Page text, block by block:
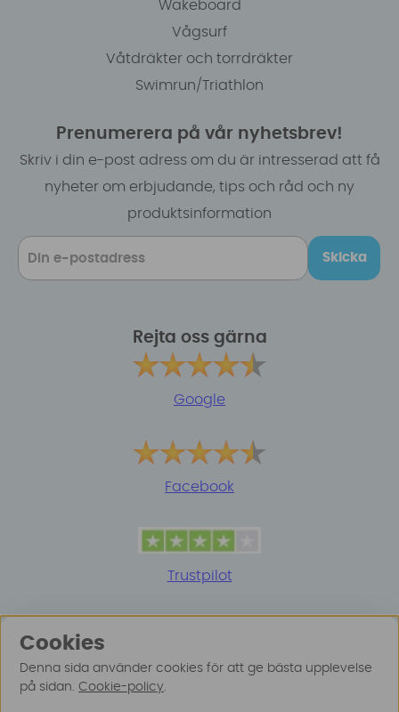
Wakeboard
Vågsurf
Våtdräkter och torrdräkter
Swimrun/Triathlon
Prenumerera på vår nyhetsbrev!
Skriv i din e-post adress om du är intresserad att få
nyheter om erbjudande, tips och råd och ny
produktsinformation
Skicka
Rejta oss gärna
Google
Facebook
Trustpilot
Cookies
Denna sida använder cookies för att ge bästa upplevelse
på sidan. Cookie-policy.